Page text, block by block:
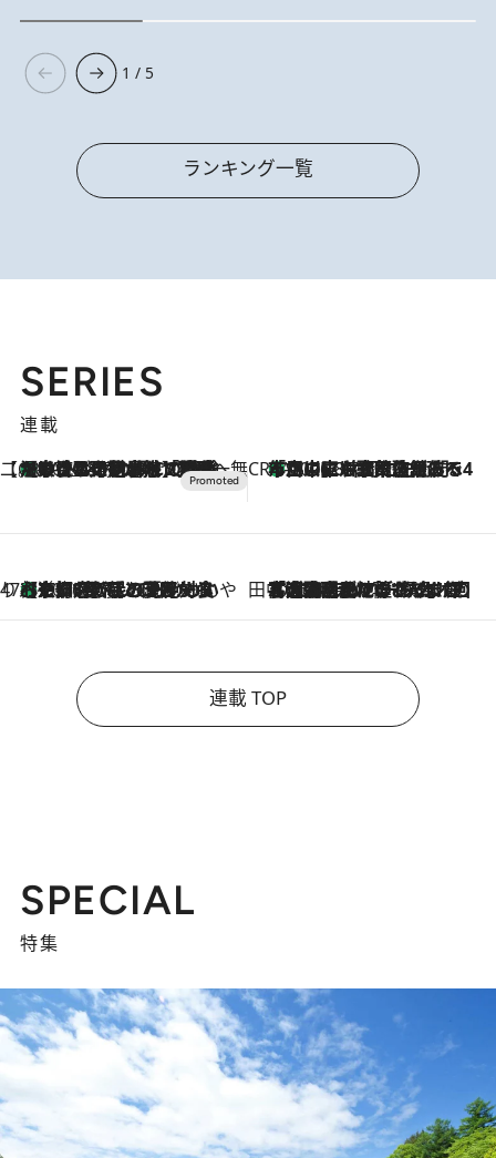
1 / 5
ランキング一覧
SERIES
連載
【CREA×星野リゾート】唯一無二。癒しと発見が待つ場所へ
2026.8.7
【トンボの足水浴】ヒノキの香りに包まれて涼感マックス！約13℃の湧水かけ流しを避暑地「星野温泉 トンボの湯」で体験 CREA'S CHOICE
2026.8.7
「立川にも歌舞伎があるんだよ」 片岡仁左衛門・市川中車ら豪華座組みで4年目の立川立飛歌舞伎へ
47都道府県の手みやげ ひんやりスイーツで夏を満喫
2026.8.7
【京都府】この夏絶対食べたい 冷やしておいしいおやつ3選 ひと口目から心を掴む新緑のテリーヌ 田中稲の勝手に再ブーム
2026.8.7
「湘南乃風に憧れて」観客大盛上がりの“タオル回し”に、ラッパー顔負けの高速歌唱まで…さだまさし（74）のアグレッシブすぎる現在地
連載 TOP
SPECIAL
特集